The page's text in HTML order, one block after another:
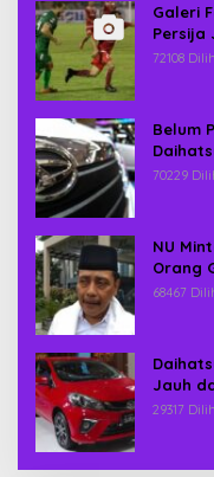
Galeri
Persija
72108
Belum
70229
NU
Orang
68467
Jauh
29317